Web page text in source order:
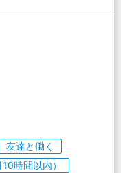
友達と働く
時間以内）